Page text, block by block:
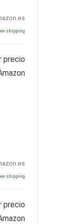
shipping
precio
shipping
precio